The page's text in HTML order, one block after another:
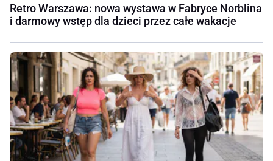
Retro Warszawa: nowa wystawa w Fabryce Norblina
i darmowy wstęp dla dzieci przez całe wakacje